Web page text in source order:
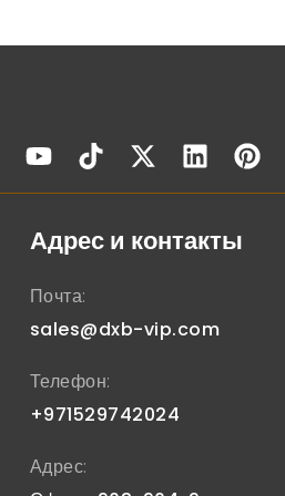
Адрес и контакты
Почта:
sales@dxb-vip.com
Телефон:
+971529742024
Адрес: